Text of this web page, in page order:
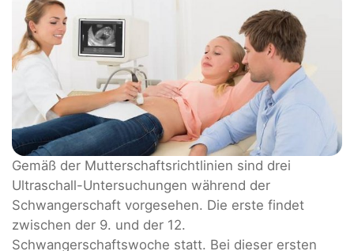
Gemäß der Mutterschaftsrichtlinien sind drei
Ultraschall-Untersuchungen während der
Schwangerschaft vorgesehen. Die erste findet
zwischen der 9. und der 12.
Schwangerschaftswoche statt. Bei dieser ersten